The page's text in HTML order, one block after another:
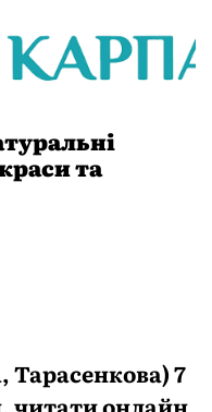
та
Тарасенкова) 7
читати онлайн